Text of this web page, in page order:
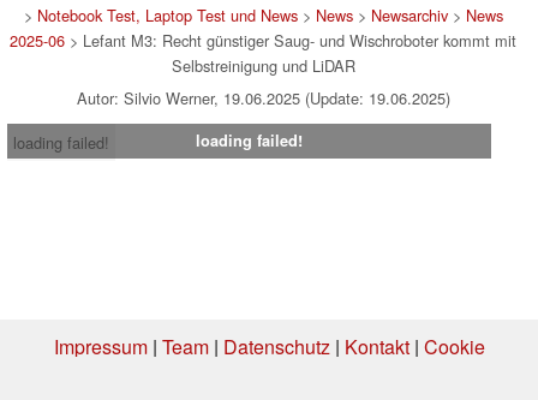
> Notebook Test, Laptop Test und News> News> Newsarchiv> News
2025-06 > Lefant M3: Recht günstiger Saug- und Wischroboter kommt mit
Selbstreinigung und LiDAR
Autor: Silvio Werner, 19.06.2025 (Update: 19.06.2025)
loading failed!
loading failed!
Impressum| Team| Datenschutz| Kontakt| Cookie